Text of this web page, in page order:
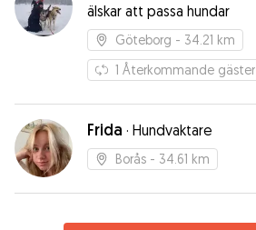
älskar att passa hundar
Göteborg - 34.21 km
1 Återkommande gäster
Frida · Hundvaktare
Borås - 34.61 km